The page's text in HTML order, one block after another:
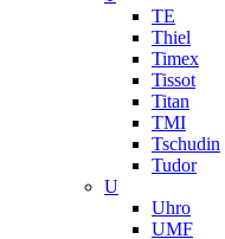
TE
Thiel
Timex
Tissot
Titan
TMI
Tschudin
Tudor
U
Uhro
UMF